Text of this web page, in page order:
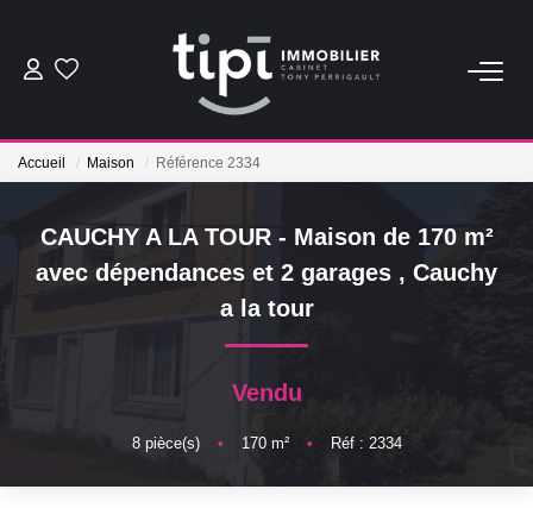
ACHETER
Nos Biens Locations
Nos Biens Loués
Accueil Maison Référence 2334
CAUCHY A LA TOUR - Maison de 170 m²
avec dépendances et 2 garages , Cauchy
a la tour
Vendu
8pièce(s) • 170m² • Réf : 2334